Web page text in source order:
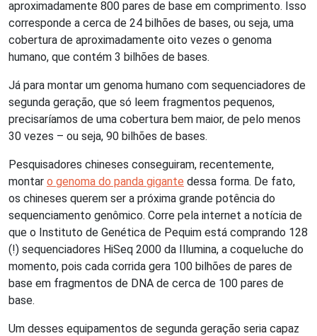
aproximadamente 800 pares de base em comprimento. Isso
corresponde a cerca de 24 bilhões de bases, ou seja, uma
cobertura de aproximadamente oito vezes o genoma
humano, que contém 3 bilhões de bases.
Já para montar um genoma humano com sequenciadores de
segunda geração, que só leem fragmentos pequenos,
precisaríamos de uma cobertura bem maior, de pelo menos
30 vezes – ou seja, 90 bilhões de bases.
Pesquisadores chineses conseguiram, recentemente,
montar o genoma do panda gigante dessa forma. De fato,
os chineses querem ser a próxima grande potência do
sequenciamento genômico. Corre pela internet a notícia de
que o Instituto de Genética de Pequim está comprando 128
(!) sequenciadores HiSeq 2000 da Illumina, a coqueluche do
momento, pois cada corrida gera 100 bilhões de pares de
base em fragmentos de DNA de cerca de 100 pares de
base.
Um desses equipamentos de segunda geração seria capaz